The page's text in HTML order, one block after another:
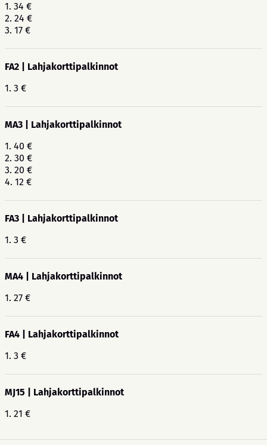
1. 34 €
2. 24 €
3. 17 €
FA2 | Lahjakorttipalkinnot
1. 3 €
MA3 | Lahjakorttipalkinnot
1. 40 €
2. 30 €
3. 20 €
4. 12 €
FA3 | Lahjakorttipalkinnot
1. 3 €
MA4 | Lahjakorttipalkinnot
1. 27 €
FA4 | Lahjakorttipalkinnot
1. 3 €
MJ15 | Lahjakorttipalkinnot
1. 21 €